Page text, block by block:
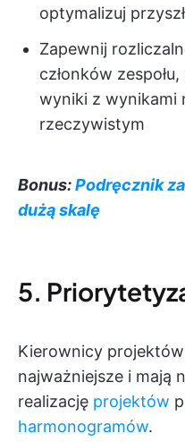
optymalizuj
Zapewnij
członków
wyniki z wynikami
rzeczywistym
Bonus:Podręcznik
dużą skalę
5.
Kierownicy
najważniejsze i mają
realizację projektów
harmonogramów.